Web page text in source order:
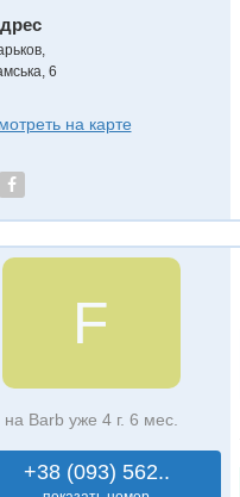
,
6
на карте
F
на Barb уже 4 г. 6 мес.
+38 (093) 562..